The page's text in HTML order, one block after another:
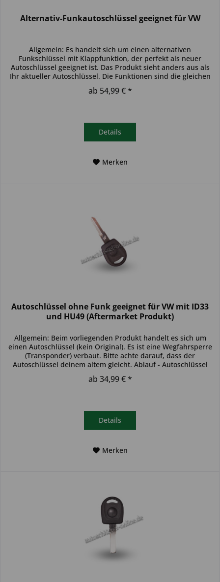
Alternativ-Funkautoschlüssel geeignet für VW
Allgemein: Es handelt sich um einen alternativen
Funkschlüssel mit Klappfunktion, der perfekt als neuer
Autoschlüssel geeignet ist. Das Produkt sieht anders aus als
Ihr aktueller Autoschlüssel. Die Funktionen sind die gleichen
ab 54,99 € *
Details
Merken
Autoschlüssel ohne Funk geeignet für VW mit ID33
und HU49 (Aftermarket Produkt)
Allgemein: Beim vorliegenden Produkt handelt es sich um
einen Autoschlüssel (kein Original). Es ist eine Wegfahrsperre
(Transponder) verbaut. Bitte achte darauf, dass der
Autoschlüssel deinem altem gleicht. Ablauf - Autoschlüssel
ab 34,99 € *
Details
Merken